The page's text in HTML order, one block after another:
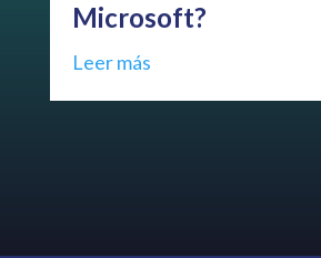
Microsoft?
Leer más